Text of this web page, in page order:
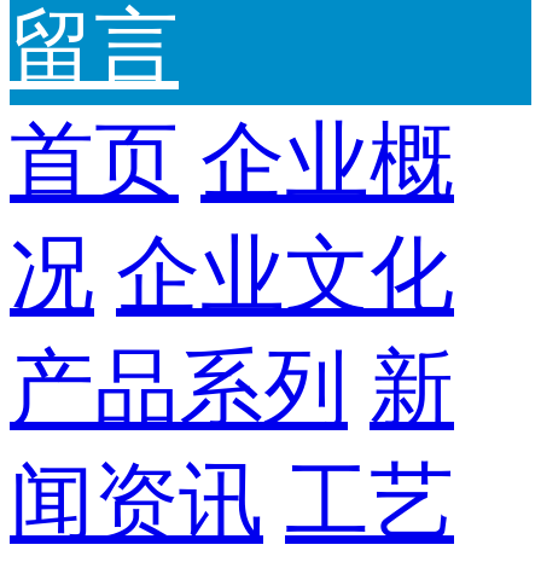
留言
首页 企业概
况 企业文化
产品系列 新
闻资讯 工艺